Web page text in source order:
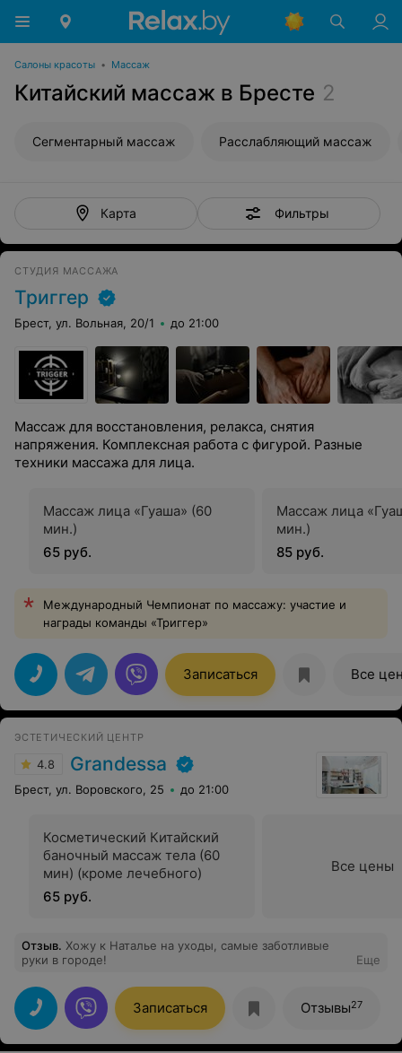
Салоны красоты • Массаж
Китайский массаж в Бресте 2
Сегментарный массаж Расслабляющий массаж
Карта Фильтры
СТУДИЯ МАССАЖА
Триггер
Брест, ул. Вольная, 20/1 до 21:00
Массаж для восстановления, релакса, снятия
напряжения. Комплексная работа с фигурой. Разные
техники массажа для лица.
Массаж лица «Гуаша» (60
мин.)
65 руб.
Массаж лица
мин.)
85 руб.
Международный Чемпионат по массажу: участие и
награды команды «Триггер»
Записаться Все
ЭСТЕТИЧЕСКИЙ ЦЕНТР
4.8 Grandessa
Брест, ул. Воровского, 25 до 21:00
Косметический Китайский
баночный массаж тела (60
мин) (кроме лечебного)
65 руб.
Все цены
Отзыв. Хожу к Наталье на уходы, самые заботливые
руки в городе!
Еще
Записаться Отзывы27